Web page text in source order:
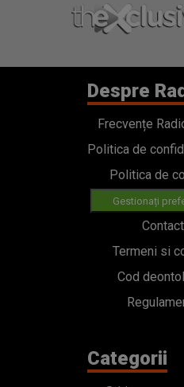
Despre
Frecvențe
Politica de
Politica de
Gestionați
Contact
Termeni si
Cod
Categorii